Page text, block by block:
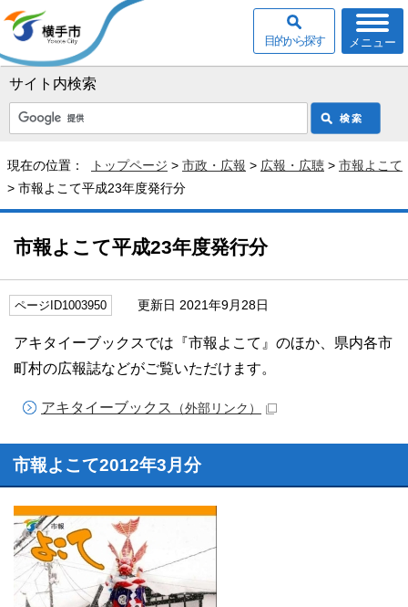
サイト内検索
メニュー
目的から探す
現在の位置： トップページ > 市政・広報 > 広報・広聴 > 市報よこて
> 市報よこて平成23年度発行分
市報よこて平成23年度発行分
ページID1003950 更新日 2021年9月28日
アキタイーブックスでは『市報よこて』のほか、県内各市
町村の広報誌などがご覧いただけます。
アキタイーブックス （外部リンク）
市報よこて2012年3月分